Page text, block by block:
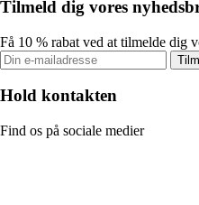
Tilmeld dig vores
Få 10 % rabat ved at tilmelde dig
Hold kontakten
Find os på sociale medier